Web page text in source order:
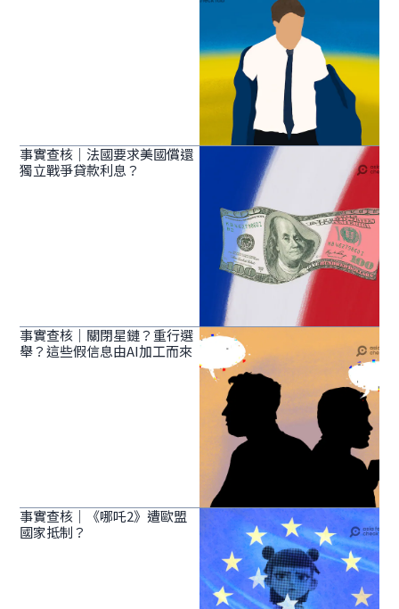
事實查核｜法國要求美國償還
獨立戰爭貸款利息？
事實查核｜關閉星鏈？重行選
舉？這些假信息由AI加工而來
事實查核｜《哪吒2》遭歐盟
國家抵制？